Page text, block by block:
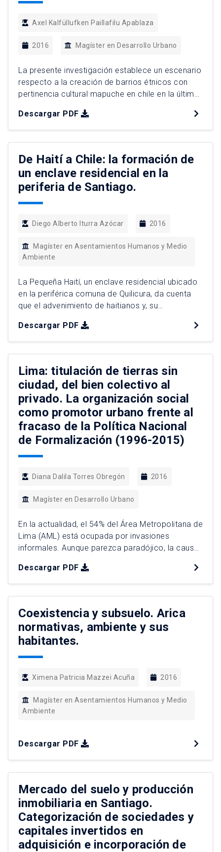
Axel Kalfüllufken Paillafilu Apablaza
2016 Magíster en Desarrollo Urbano
La presente investigación establece un escenario
respecto a la creación de barrios étnicos con
pertinencia cultural mapuche en chile en la última
articulación, sistematización y evaluación de
experiencias consumadas, pero a su vez
vinculándolas a modo comparativo con otros
casos de población mapuche que actualmente
se encuentran en procesos […]
Descargar PDF
De Haití a Chile: la formación de
un enclave residencial en la
periferia de Santiago.
Diego Alberto Iturra Azócar 2016
Magíster en Asentamientos Humanos y Medio
Ambiente
La Pequeña Haití, un enclave residencial ubicado
en la periférica comuna de Quilicura, da cuenta
que el advenimiento de haitianos y, su
Santiago. La investigación, se propone identificar
y analizar los elementos que favorecieron el
proceso de asentamiento de la población
haitiana en dicha comuna. Al contrario de lo […]
Descargar PDF
Lima: titulación de tierras sin
ciudad, del bien colectivo al
privado. La organización social
como promotor urbano frente al
fracaso de la Política Nacional
de Formalización (1996-2015)
Diana Dalila Torres Obregón 2016
Magíster en Desarrollo Urbano
En la actualidad, el 54% del Área Metropolitana de
Lima (AML) está ocupada por invasiones
informales. Aunque parezca paradójico, la causa
y en el Perú siga en aumento, se debe a las
permisividades de la Política Nacional de
Formalización (PNF), gestionada y ejecutada por
la Comisión Nacional […]
Descargar PDF
Coexistencia y subsuelo. Arica
normativas, ambiente y sus
habitantes.
Ximena Patricia Mazzei Acuña 2016
Magíster en Asentamientos Humanos y Medio
Ambiente
Descargar PDF
Mercado del suelo y producción
inmobiliaria en Santiago.
Categorización de sociedades y
capitales invertidos en
adquisición e incorporación de